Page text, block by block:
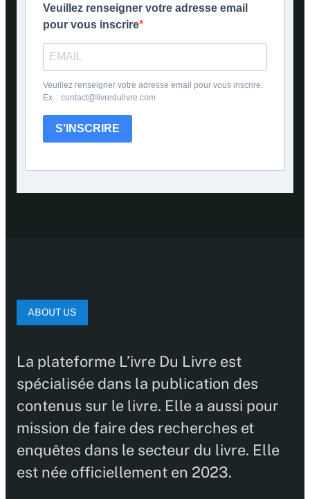
Veuillez renseigner votre adresse email
pour vous inscrire
Veuillez renseigner votre adresse email pour vous inscrire.
Ex. : contact@livredulivre.com
S'INSCRIRE
ABOUT US
La plateforme L’ivre Du Livre est
spécialisée dans la publication des
contenus sur le livre. Elle a aussi pour
mission de faire des recherches et
enquêtes dans le secteur du livre. Elle
est née officiellement en 2023.